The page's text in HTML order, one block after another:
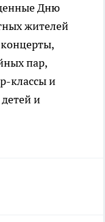
Дню
жителей
пар,
классы и
и